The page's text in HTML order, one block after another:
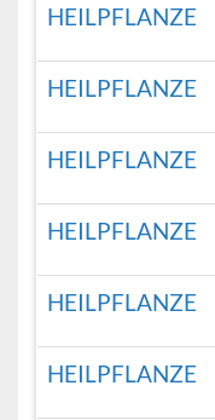
HEILPFLANZE
HEILPFLANZE
HEILPFLANZE
HEILPFLANZE
HEILPFLANZE
HEILPFLANZE